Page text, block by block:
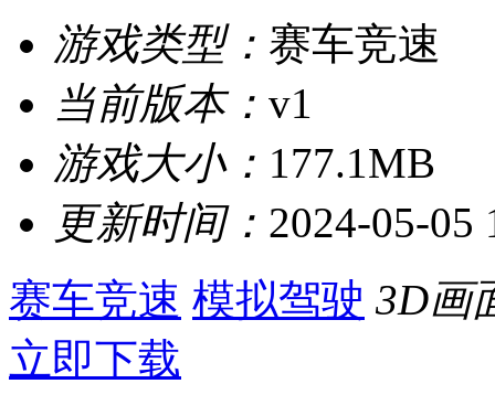
游戏类型： 赛车竞速
当前版本： v1
游戏大小： 177.1MB
更新时间： 2024-05-05
赛车竞速 模拟驾驶 3D画
立即下载